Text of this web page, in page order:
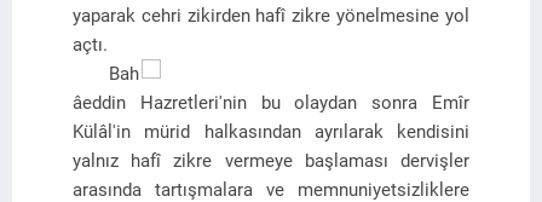
yaparak cehri zikirden hafî zikre yönelmesine yol
açtı.
Bah
âeddin Hazretleri'nin bu olaydan sonra Emîr
Külâl'in mürid halkasından ayrılarak kendisini
yalnız hafî zikre vermeye başlaması dervişler
arasında tartışmalara ve memnuniyetsizliklere